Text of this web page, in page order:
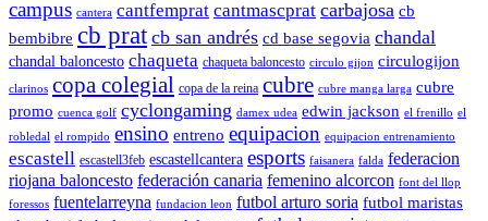
campus cantera cantfemprat cantmascprat carbajosa cb
bembibre cb prat cb san andrés cd base segovia chandal
chandal baloncesto chaqueta chaqueta baloncesto circulo gijon circulogijon
clarinos copa colegial copa de la reina cubre cubre manga larga cubre
promo cuenca golf cyclongaming damex udea edwin jackson el frenillo el
robledal el rompido ensino entreno equipacion equipacion entrenamiento
escastell escastell3feb escastellcantera esports faisanera falda federacion
riojana baloncesto federación canaria femenino alcorcon font del llop
foressos fuentelarreyna fundacion leon futbol arturo soria futbol maristas